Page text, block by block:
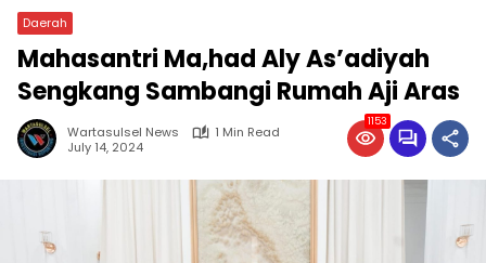
Daerah
Mahasantri Ma,had Aly As’adiyah
Sengkang Sambangi Rumah Aji Aras
Wartasulsel News
1 Min Read
July 14, 2024
1153